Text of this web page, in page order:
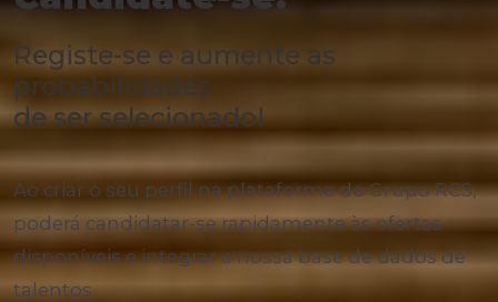
Registe-se e aumente as
probabilidades
de ser selecionado!
Ao criar o seu perfil na plataforma do Grupo RCS,
poderá candidatar-se rapidamente às ofertas
disponíveis e integrar a nossa base de dados de
talentos.